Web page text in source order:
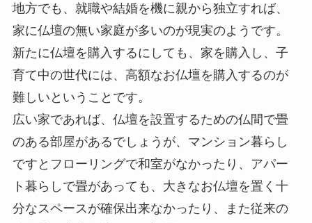
地方でも、就職や結婚を機に親から独立すれば、
家に仏壇の無い家庭が多いのが現実のようです。
新たに仏壇を購入するにしても、家を購入し、子
育て中の世代には、高額なお仏壇を購入するのが
難しいということです。
広い家であれば、仏壇を設置するための仏間で畳
のある部屋があるでしょうが、マンション暮らし
ですとフローリングで和室がなかったり、アパー
ト暮らしで畳があっても、大きなお仏壇を置く十
分なスペースが確保出来なかったり、また従来の